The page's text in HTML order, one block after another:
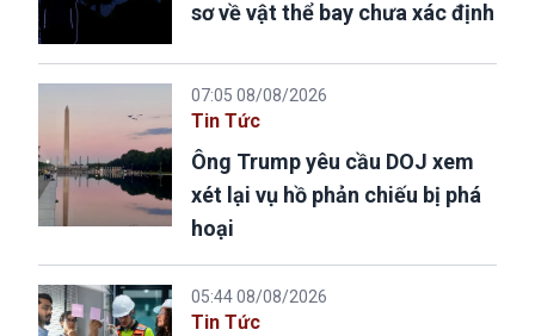
sơ về vật thể bay chưa xác định
07:05 08/08/2026
Tin Tức
Ông Trump yêu cầu DOJ xem
xét lại vụ hồ phản chiếu bị phá
hoại
05:44 08/08/2026
Tin Tức